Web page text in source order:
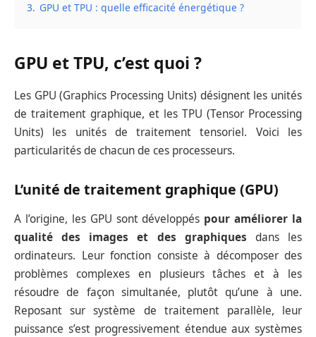
3. GPU et TPU : quelle efficacité énergétique ?
GPU et TPU, c’est quoi ?
Les GPU (Graphics Processing Units) désignent les unités
de traitement graphique, et les TPU (Tensor Processing
Units) les unités de traitement tensoriel. Voici les
particularités de chacun de ces processeurs.
L’unité de traitement graphique (GPU)
A l’origine, les GPU sont développés pour améliorer la
qualité des images et des graphiques dans les
ordinateurs. Leur fonction consiste à décomposer des
problèmes complexes en plusieurs tâches et à les
résoudre de façon simultanée, plutôt qu’une à une.
Reposant sur système de traitement parallèle, leur
puissance s’est progressivement étendue aux systèmes